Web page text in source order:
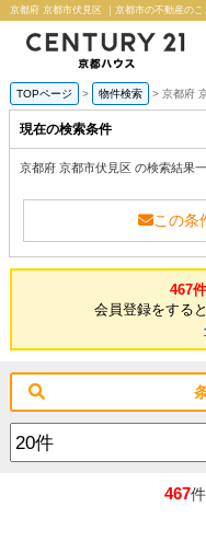
京都府 京都市伏見区 ｜京都市の不動産の
TOPページ 物件検索 京都府
現在の検索条件
京都府 京都市伏見区 の検索結果
この条
467件
会員登録をする
467